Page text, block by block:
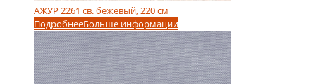
АЖУР 2261 св. бежевый, 220 см
ПодробнееБольше информации